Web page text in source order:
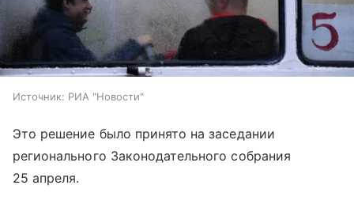
Источник: РИА "Новости"
Это решение было принято на заседании
регионального Законодательного собрания
25 апреля.